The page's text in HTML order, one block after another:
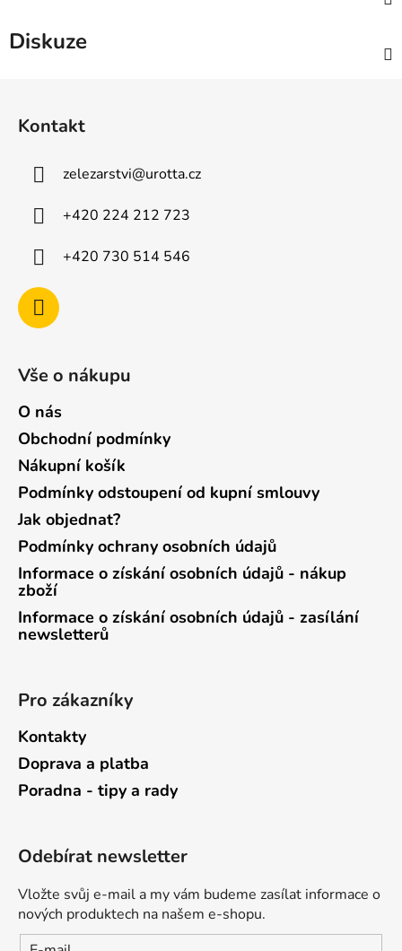
Diskuze
Kontakt
zelezarstvi@urotta.cz
+420 224 212 723
+420 730 514 546
Vše o nákupu
O nás
Obchodní podmínky
Nákupní košík
Podmínky odstoupení od kupní smlouvy
Jak objednat?
Podmínky ochrany osobních údajů
Informace o získání osobních údajů - nákup
zboží
Informace o získání osobních údajů - zasílání
newsletterů
Pro zákazníky
Kontakty
Doprava a platba
Poradna - tipy a rady
Odebírat newsletter
Vložte svůj e-mail a my vám budeme zasílat informace o
nových produktech na našem e-shopu.